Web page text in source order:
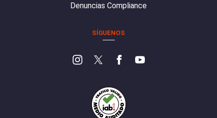
Denuncias Compliance
SÍGUENOS